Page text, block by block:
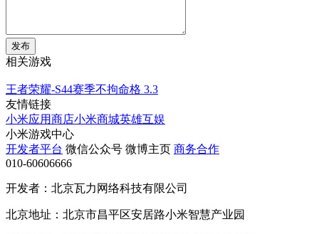
发布
相关游戏
王者荣耀-S44赛季不拘命格 3.3
友情链接
小米应用商店小米商城英雄互娱
小米游戏中心
开发者平台 微信公众号 微博主页 商务合作
010-60606666
开发者：北京瓦力网络科技有限公司
北京地址：北京市昌平区安居路小米智慧产业园